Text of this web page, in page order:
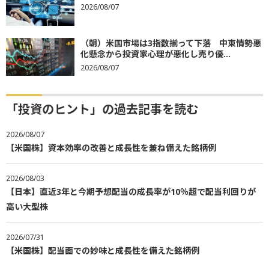
2026/08/07
（朝）米国市場は3指数揃って下落 中東情勢悪
化懸念から投資家心理が悪化し売り優...
2026/08/07
「投資のヒント」の過去記事を読む
2026/08/07
【米国株】資本効率の改善と成長性を兼ね備えた銘柄例
2026/08/03
【日本】直近3年と今期予想配当の成長率が10％超で配当利回りが
高い大型株
2026/07/31
【米国株】配当面での妙味と成長性を備えた銘柄例